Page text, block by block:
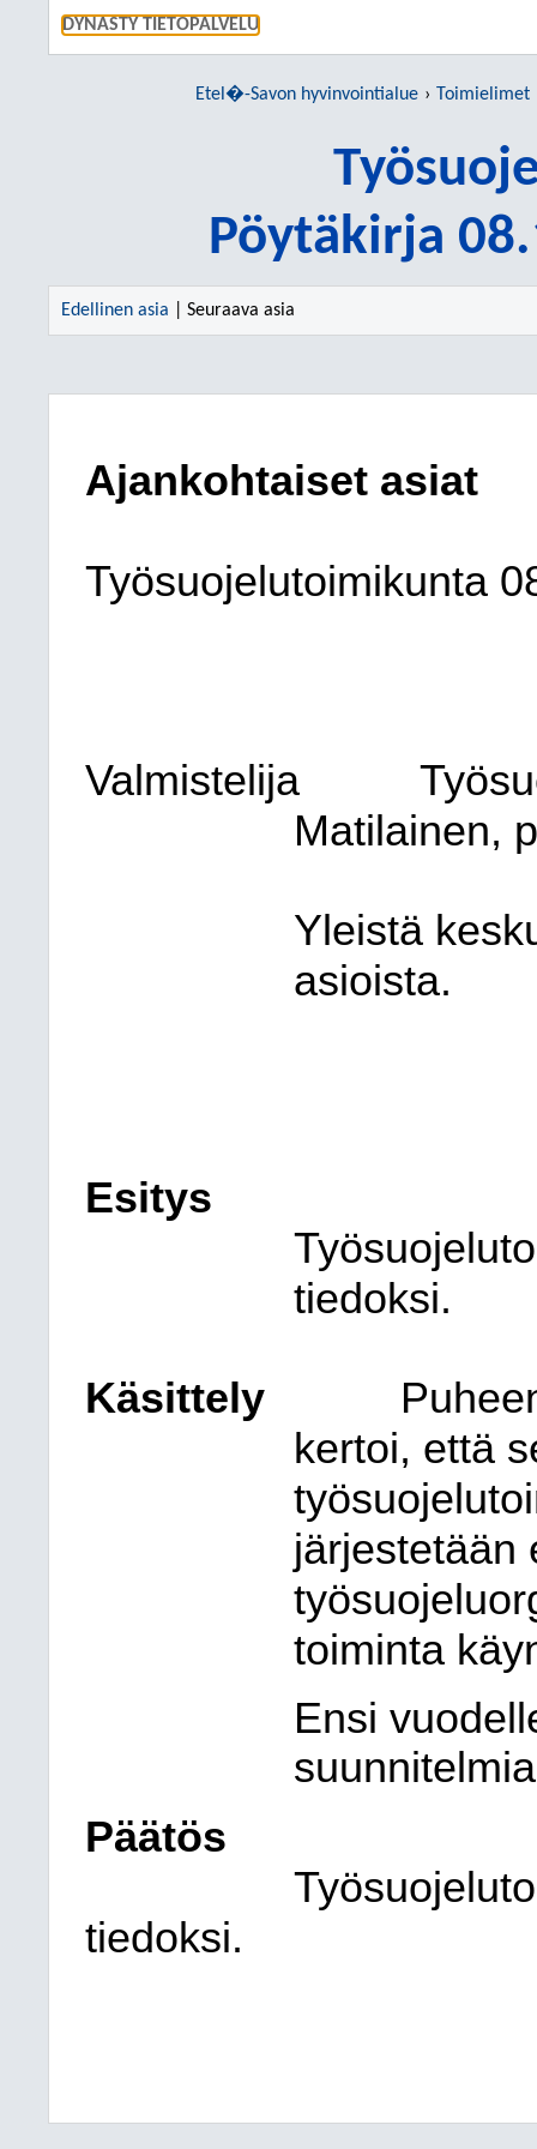
DYNASTY TIETOPALVELU
Etel�-Savon hyvinvointialue Toimielimet
Pöytäkirja
Edellinen asia | Seuraava asia
Ajankohtaiset asiat
Työsuojelutoimikunta
Valmistelija
Matilainen,
Yleistä
asioista.
Esitys
tiedoksi.
Käsittely
kertoi, että
järjestetään
toiminta
Ensi
Päätös
tiedoksi.